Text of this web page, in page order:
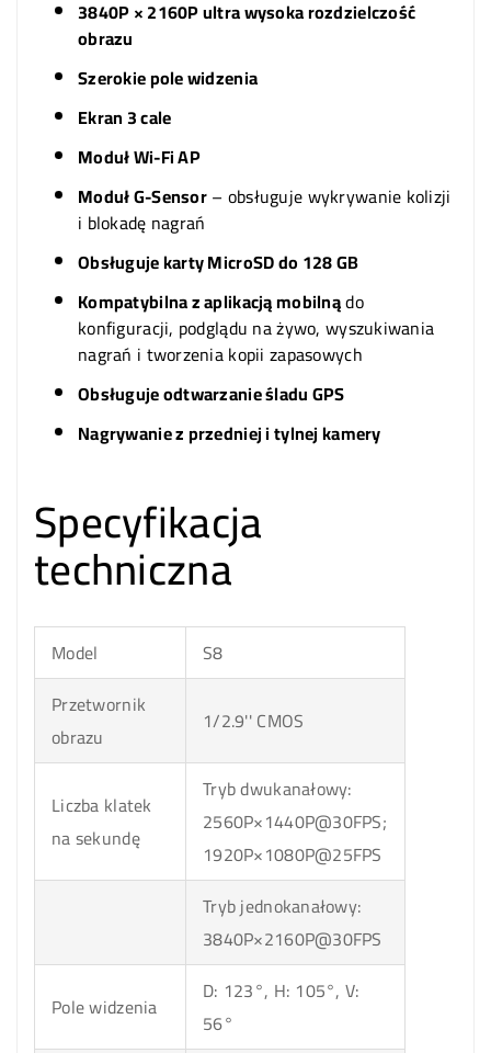
3840P × 2160P ultra wysoka rozdzielczość
obrazu
Szerokie pole widzenia
Ekran 3 cale
Moduł Wi-Fi AP
Moduł G-Sensor– obsługuje wykrywanie kolizji
i blokadę nagrań
Obsługuje karty MicroSD do 128 GB
Kompatybilna z aplikacją mobilnądo
konfiguracji, podglądu na żywo, wyszukiwania
nagrań i tworzenia kopii zapasowych
Obsługuje odtwarzanie śladu GPS
Nagrywanie z przedniej i tylnej kamery
Specyfikacja
techniczna
Model
S8
Przetwornik
obrazu
1/2.9'' CMOS
Liczba klatek
na sekundę
Tryb dwukanałowy:
2560P×1440P@30FPS;
1920P×1080P@25FPS
Tryb jednokanałowy:
3840P×2160P@30FPS
Pole widzenia
D: 123°, H: 105°, V:
56°